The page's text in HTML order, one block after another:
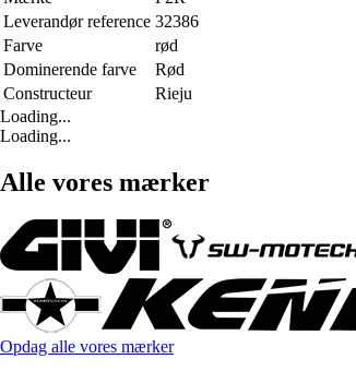
Leverandør reference 32386
Farve
rød
Dominerende farve
Rød
Constructeur
Rieju
Loading...
Loading...
Alle vores mærker
Opdag alle vores mærker